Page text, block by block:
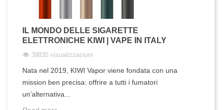
IL MONDO DELLE SIGARETTE
ELETTRONICHE KIWI | VAPE IN ITALY
39835 visualizzazioni
Nata nel 2019, KIWI Vapor viene fondata con una
mission ben precisa: offrire a tutti i fumatori
un’alternativa...